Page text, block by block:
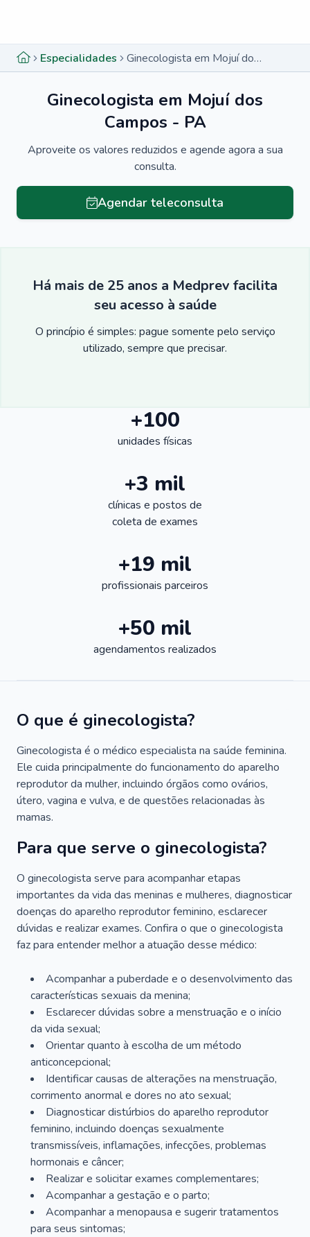
Especialidades Ginecologista em Mojuí dos Campos - PA
Ginecologista em Mojuí dos
Campos - PA
Aproveite os valores reduzidos e agende agora a sua
consulta.
Agendar teleconsulta
Há mais de 25 anos a Medprev facilita
seu acesso à saúde
O princípio é simples: pague somente pelo serviço
utilizado, sempre que precisar.
+100
unidades físicas
+3 mil
clínicas e postos de
coleta de exames
+19 mil
profissionais parceiros
+50 mil
agendamentos realizados
O que é ginecologista?
Ginecologista é o médico especialista na saúde feminina.
Ele cuida principalmente do funcionamento do aparelho
reprodutor da mulher, incluindo órgãos como ovários,
útero, vagina e vulva, e de questões relacionadas às
mamas.
Para que serve o ginecologista?
O ginecologista serve para acompanhar etapas
importantes da vida das meninas e mulheres, diagnosticar
doenças do aparelho reprodutor feminino, esclarecer
dúvidas e realizar exames. Confira o que o ginecologista
faz para entender melhor a atuação desse médico:
Acompanhar a puberdade e o desenvolvimento das
características sexuais da menina;
Esclarecer dúvidas sobre a menstruação e o início
da vida sexual;
Orientar quanto à escolha de um método
anticoncepcional;
Identificar causas de alterações na menstruação,
corrimento anormal e dores no ato sexual;
Diagnosticar distúrbios do aparelho reprodutor
feminino, incluindo doenças sexualmente
transmissíveis, inflamações, infecções, problemas
hormonais e câncer;
Realizar e solicitar exames complementares;
Acompanhar a gestação e o parto;
Acompanhar a menopausa e sugerir tratamentos
para seus sintomas;